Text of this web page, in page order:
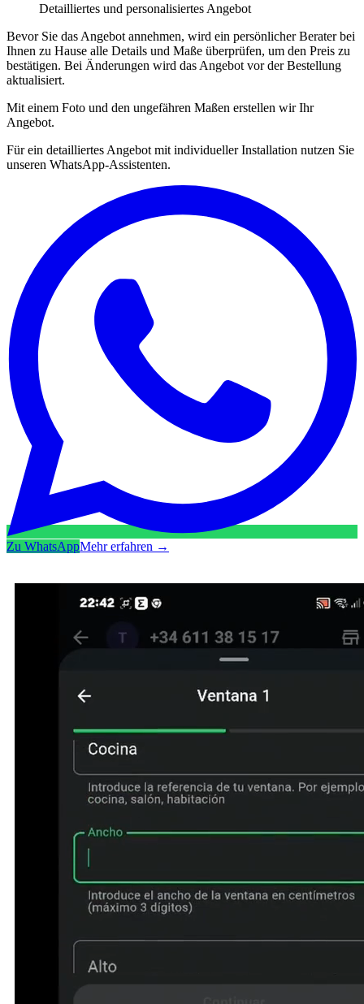
Detailliertes und personalisiertes Angebot
Bevor Sie das Angebot annehmen, wird ein persönlicher Berater bei
Ihnen zu Hause alle Details und Maße überprüfen, um den Preis zu
bestätigen. Bei Änderungen wird das Angebot vor der Bestellung
aktualisiert.
Mit einem Foto und den ungefähren Maßen erstellen wir Ihr
Angebot.
Für ein detailliertes Angebot mit individueller Installation nutzen Sie
unseren WhatsApp-Assistenten.
Zu WhatsAppMehr erfahren →